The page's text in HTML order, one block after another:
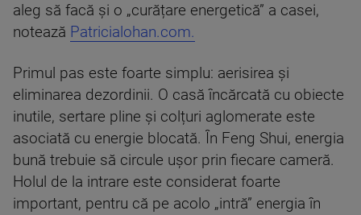
aleg să facă și o „curățare energetică” a casei,
notează Patricialohan.com.
Primul pas este foarte simplu: aerisirea și
eliminarea dezordinii. O casă încărcată cu obiecte
inutile, sertare pline și colțuri aglomerate este
asociată cu energie blocată. În Feng Shui, energia
bună trebuie să circule ușor prin fiecare cameră.
Holul de la intrare este considerat foarte
important, pentru că pe acolo „intră” energia în